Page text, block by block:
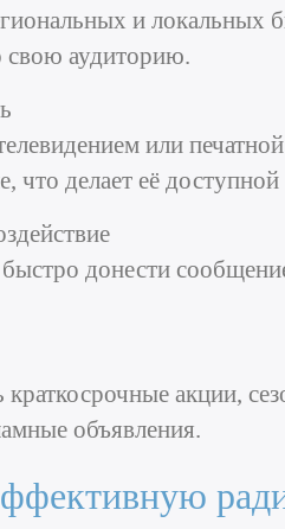
и локальных
свою аудиторию.
или
что делает её
донести
акции,
объявления.